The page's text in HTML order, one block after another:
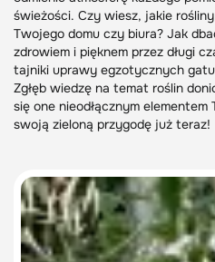
świeżości. Czy wiesz, jakie
Twojego domu czy biura? Jak
zdrowiem i pięknem przez długi
tajniki uprawy egzotycznych
Zgłęb wiedzę na temat roślin
się one nieodłącznym
swoją zieloną przygodę już teraz!